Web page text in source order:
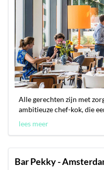
Alle gerechten zijn met
ambitieuze chef-kok, die
lees meer
Bar Pekky -